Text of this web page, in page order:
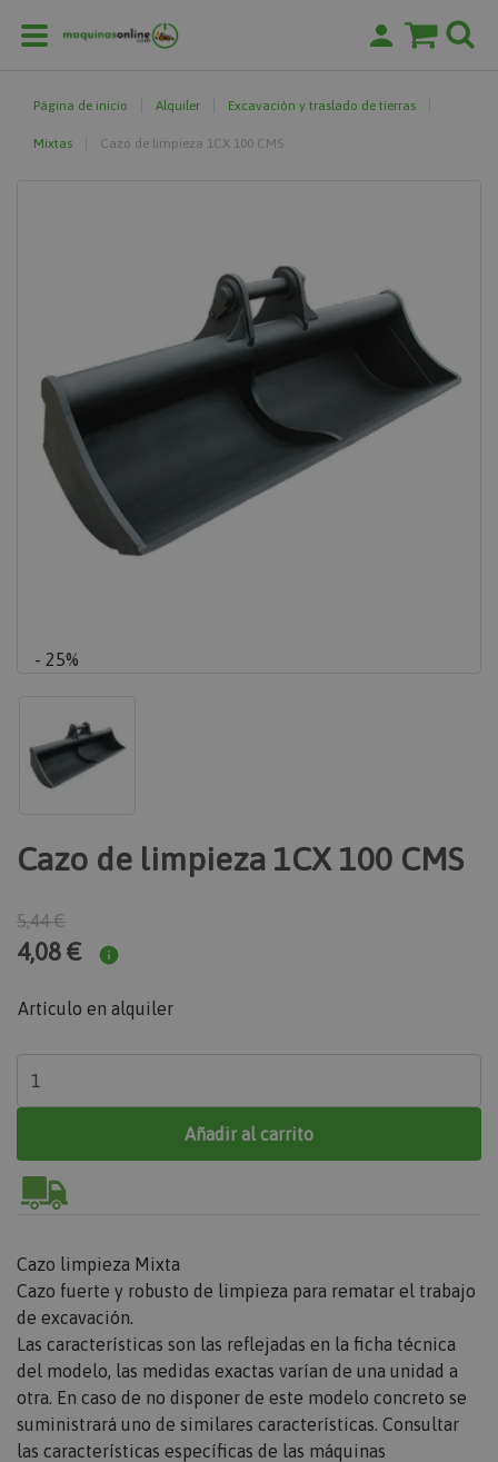
Página de inicio Alquiler Excavación y traslado de tierras
Mixtas Cazo de limpieza 1CX 100 CMS
- 25%
Cazo de limpieza 1CX 100 CMS
5,44 €
4,08 €
Artículo en alquiler
Añadir al carrito
Cazo limpieza Mixta
Cazo fuerte y robusto de limpieza para rematar el trabajo
de excavación.
Las características son las reflejadas en la ficha técnica
del modelo, las medidas exactas varían de una unidad a
otra. En caso de no disponer de este modelo concreto se
suministrará uno de similares características. Consultar
las características específicas de las máquinas